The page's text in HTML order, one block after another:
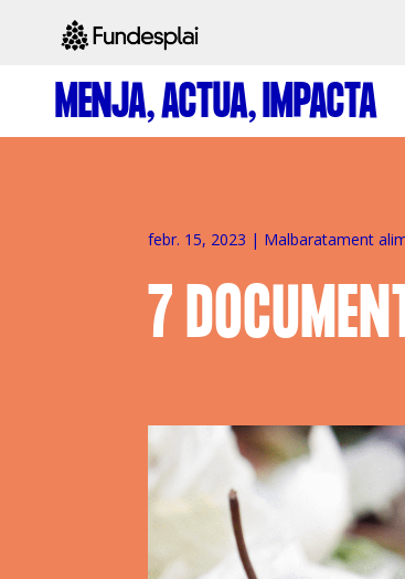
MENJA, ACTUA, IMPACTA
febr. 15, 2023 | Malbaratament
7
ACTIVITATS
CONEIX FUNDESPLAI